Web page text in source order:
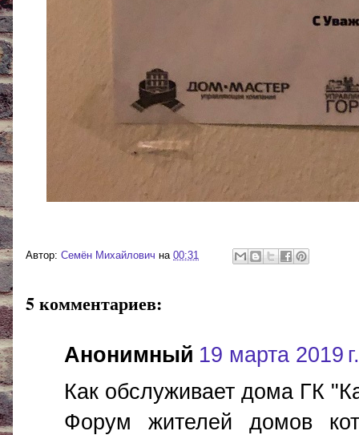
Автор: Cемён Михайлович на 00:31
5 комментариев:
Анонимный 19 марта 2019
Как обслуживает дома ГК
Форум жителей домов